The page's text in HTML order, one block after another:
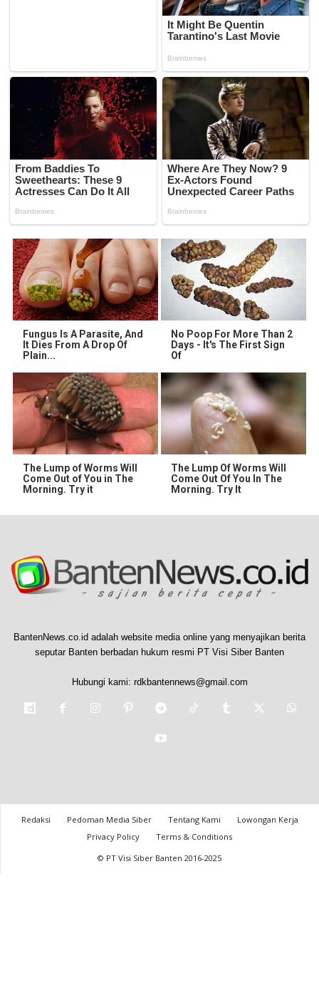
Fungus Is A Parasite, And
It Dies From A Drop Of
Plain...
No Poop For More Than 2
Days - It's The First Sign
Of
The Lump of Worms Will
Come Out of You in The
Morning. Try it
The Lump Of Worms Will
Come Out Of You In The
Morning. Try It
BantenNews.co.id adalah website media online yang menyajikan berita
seputar Banten berbadan hukum resmi PT Visi Siber Banten
Hubungi kami: rdkbantennews@gmail.com
Redaksi Pedoman Media Siber Tentang Kami
Lowongan Kerja
Privacy Policy
Terms & Conditions
© PT Visi Siber Banten 2016-2025